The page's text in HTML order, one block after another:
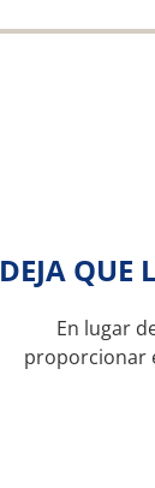
DEJA QUE
En lugar
proporcionar